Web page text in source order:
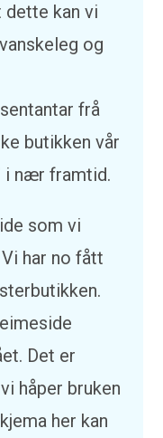
dette kan vi
og
frå
butikken vår
i nær framtid.
som vi
har no fått
Det er
håper bruken
her kan